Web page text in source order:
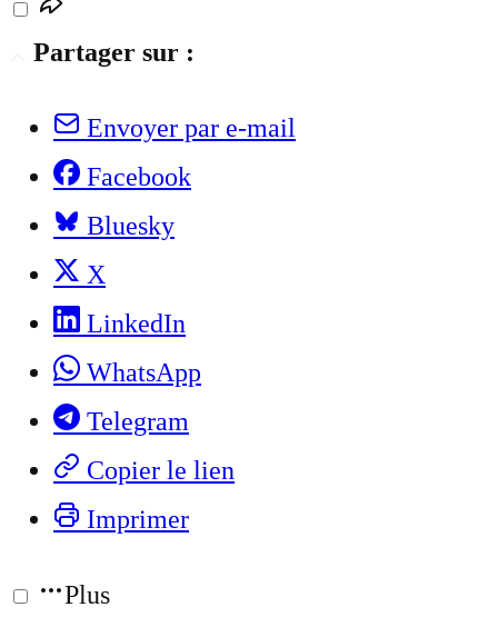
Partager sur :
Envoyer par e-mail
Facebook
Bluesky
X
LinkedIn
WhatsApp
Telegram
Copier le lien
Imprimer
Plus